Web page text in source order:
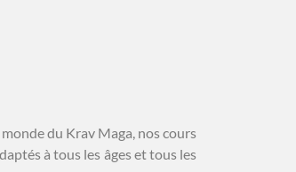
du Krav Maga, nos cours
à tous les âges et tous les